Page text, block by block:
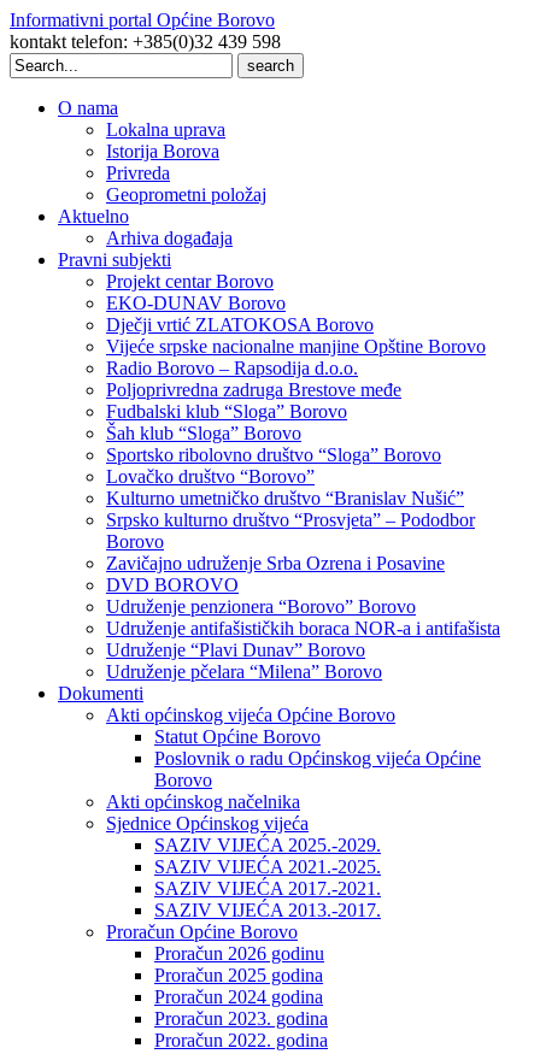
Informativni portal Općine Borovo
kontakt telefon: +385(0)32 439 598
Search
for:
O nama
Lokalna uprava
Istorija Borova
Privreda
Geoprometni položaj
Aktuelno
Arhiva događaja
Pravni subjekti
Projekt centar Borovo
EKO-DUNAV Borovo
Dječji vrtić ZLATOKOSA Borovo
Vijeće srpske nacionalne manjine Opštine Borovo
Radio Borovo – Rapsodija d.o.o.
Poljoprivredna zadruga Brestove međe
Fudbalski klub “Sloga” Borovo
Šah klub “Sloga” Borovo
Sportsko ribolovno društvo “Sloga” Borovo
Lovačko društvo “Borovo”
Kulturno umetničko društvo “Branislav Nušić”
Srpsko kulturno društvo “Prosvjeta” – Pododbor
Borovo
Zavičajno udruženje Srba Ozrena i Posavine
DVD BOROVO
Udruženje penzionera “Borovo” Borovo
Udruženje antifašističkih boraca NOR-a i antifašista
Udruženje “Plavi Dunav” Borovo
Udruženje pčelara “Milena” Borovo
Dokumenti
Akti općinskog vijeća Općine Borovo
Statut Općine Borovo
Poslovnik o radu Općinskog vijeća Općine
Borovo
Akti općinskog načelnika
Sjednice Općinskog vijeća
SAZIV VIJEĆA 2025.-2029.
SAZIV VIJEĆA 2021.-2025.
SAZIV VIJEĆA 2017.-2021.
SAZIV VIJEĆA 2013.-2017.
Proračun Općine Borovo
Proračun 2026 godinu
Proračun 2025 godina
Proračun 2024 godina
Proračun 2023. godina
Proračun 2022. godina